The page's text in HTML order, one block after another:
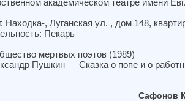
академическом театре имени Евг.
Находка-, Луганская ул. , дом 148,
Пекарь
мертвых поэтов (1989)
Пушкин — Сказка о попе и о
Сафонов